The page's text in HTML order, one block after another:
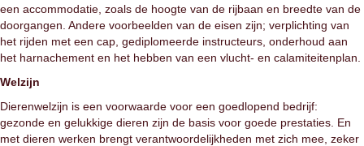
een accommodatie, zoals de hoogte van de rijbaan en breedte van de
doorgangen. Andere voorbeelden van de eisen zijn; verplichting van
het rijden met een cap, gediplomeerde instructeurs, onderhoud aan
het harnachement en het hebben van een vlucht- en calamiteitenplan.
Welzijn
Dierenwelzijn is een voorwaarde voor een goedlopend bedrijf:
gezonde en gelukkige dieren zijn de basis voor goede prestaties. En
met dieren werken brengt verantwoordelijkheden met zich mee, zeker